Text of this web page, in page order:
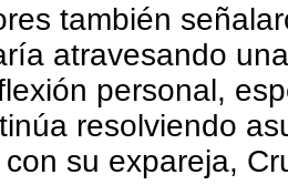
también
atravesando
personal,
resolviendo
su expareja,